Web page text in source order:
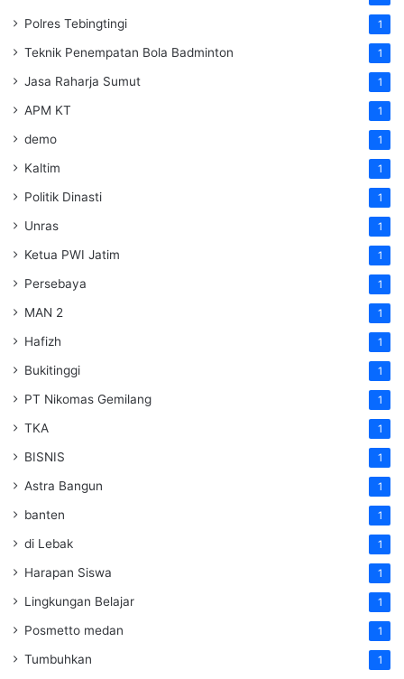
Polres Tebingtingi 1
Teknik Penempatan Bola Badminton 1
Jasa Raharja Sumut 1
APM KT 1
demo 1
Kaltim 1
Politik Dinasti 1
Unras 1
Ketua PWI Jatim 1
Persebaya 1
MAN 2 1
Hafizh 1
Bukitinggi 1
PT Nikomas Gemilang 1
TKA 1
BISNIS 1
Astra Bangun 1
banten 1
di Lebak 1
Harapan Siswa 1
Lingkungan Belajar 1
Posmetto medan 1
Tumbuhkan 1